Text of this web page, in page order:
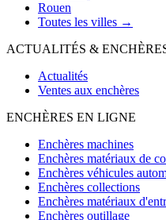
Rouen
Toutes les villes →
ACTUALITÉS &
Actualités
Ventes aux enchères
ENCHÈRES EN LIGNE
Enchères machines
Enchères matériaux de
Enchères véhicules
Enchères collections
Enchères matériaux
Enchères outillage